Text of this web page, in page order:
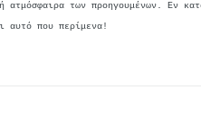
των προηγουμένων. Εν
αυτό που περίμενα!